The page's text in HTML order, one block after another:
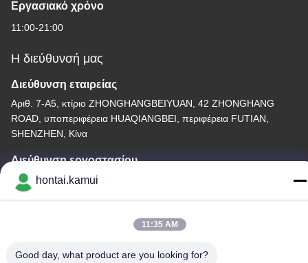
Εργασιακό χρόνο
11:00-21:00
Η διεύθυνσή μας
Διεύθυνση εταιρείας
Αριθ. 7-Α5, κτίριο ZHONGHANGBEIYUAN, 42 ZHONGHANG
ROAD, υποπεριφέρεια HUAQIANGBEI, περιφέρεια FUTIAN,
SHENZHEN, Κίνα
Διεύθυνση εργοστασίου
Τηλεφώνημα
hontai.kamui
11:35 AM
Good day, what product are you looking for?